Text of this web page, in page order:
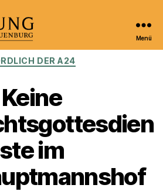
Menü
Kategorien
DER A24
Keine
ste im